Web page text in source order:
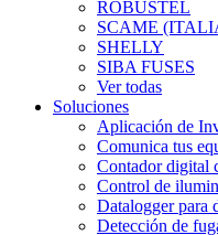
ROBUSTEL
SCAME
SHELLY
SIBA FUSES
Ver todas
Soluciones
Aplicación de
Comunica tus
Contador digital
Control de
Datalogger para
Detección de